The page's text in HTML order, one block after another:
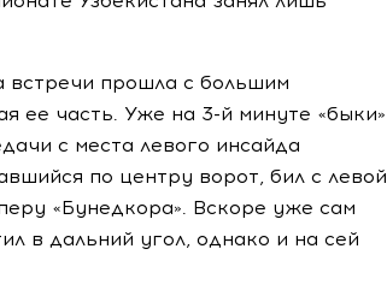
встречи прошла с большим
ее часть. Уже на 3-й минуте «быки»
с места левого инсайда
по центру ворот, бил с левой
«Бунедкора». Вскоре уже сам
в дальний угол, однако и на сей